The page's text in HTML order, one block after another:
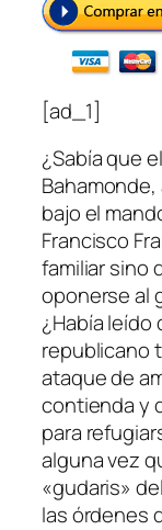
[ad_1]
¿Sabía que
bajo el
Francisco
familiar sino
oponerse al
¿Había leído
republicano
ataque de
contienda y
para
alguna vez
«gudaris»
las órdenes